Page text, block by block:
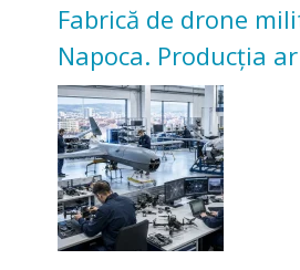
Fabrică de drone
Napoca. Producția
înceapă în toamna